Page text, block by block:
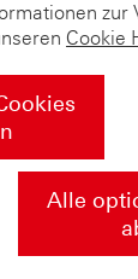
zur
Cookie
Alle